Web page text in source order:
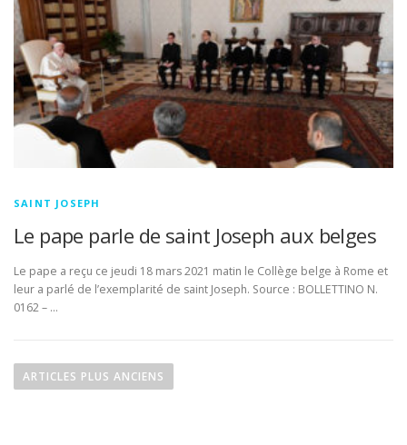
SAINT JOSEPH
Le pape parle de saint Joseph aux belges
Le pape a reçu ce jeudi 18 mars 2021 matin le Collège belge à Rome et
leur a parlé de l’exemplarité de saint Joseph. Source : BOLLETTINO N.
0162 – …
ARTICLES PLUS ANCIENS